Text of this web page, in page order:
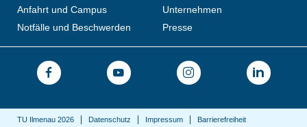
Anfahrt und Campus
Notfälle und Beschwerden
Unternehmen
Presse
TU Ilmenau 2026 Datenschutz Impressum Barrierefreiheit